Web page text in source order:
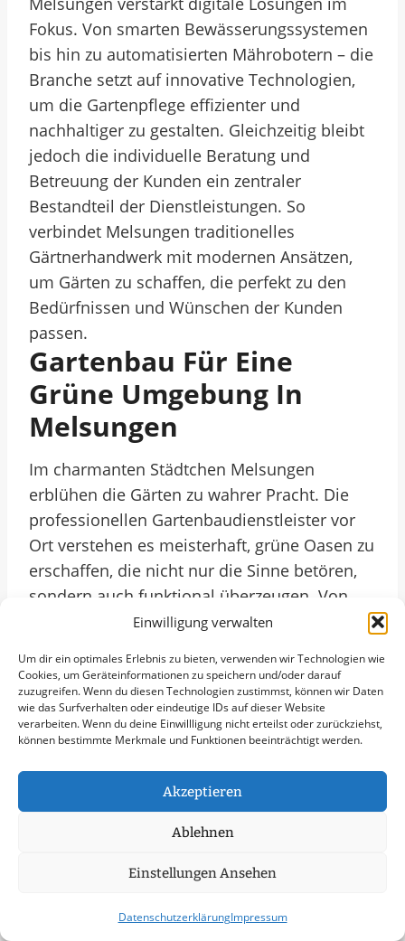
Einwilligung verwalten
Um dir ein optimales Erlebnis zu bieten, verwenden wir Technologien wie
Cookies, um Geräteinformationen zu speichern und/oder darauf
zuzugreifen. Wenn du diesen Technologien zustimmst, können wir Daten
wie das Surfverhalten oder eindeutige IDs auf dieser Website
verarbeiten. Wenn du deine Einwillligung nicht erteilst oder zurückziehst,
können bestimmte Merkmale und Funktionen beeinträchtigt werden.
Akzeptieren
Ablehnen
Einstellungen Ansehen
DatenschutzerklärungImpressum
Fokus. Von smarten Bewässerungssystemen
bis hin zu automatisierten Mährobotern – die
Branche setzt auf innovative Technologien,
um die Gartenpflege effizienter und
nachhaltiger zu gestalten. Gleichzeitig bleibt
jedoch die individuelle Beratung und
Betreuung der Kunden ein zentraler
Bestandteil der Dienstleistungen. So
verbindet Melsungen traditionelles
Gärtnerhandwerk mit modernen Ansätzen,
um Gärten zu schaffen, die perfekt zu den
Bedürfnissen und Wünschen der Kunden
passen.
Gartenbau Für Eine
Grüne Umgebung In
Melsungen
Im charmanten Städtchen Melsungen
erblühen die Gärten zu wahrer Pracht. Die
professionellen Gartenbaudienstleister vor
Ort verstehen es meisterhaft, grüne Oasen zu
erschaffen, die nicht nur die Sinne betören,
sondern auch funktional überzeugen. Von
der Gestaltung eleganter Vorgärten bis zur
– in Melsungen findet sich für jede
Bedürfnisse die passende gärtnerische
Lösung. Die Experten vor Ort beraten
individuell, gehen auf spezifische Wünsche
ein und setzen mit fachkundigem Blick jede
Grünfläche ins rechte Licht. Melsungen wird
so nicht nur zu einem Ort des Wandels,
und der natürlichen Schönheit.
Im Jahr 2025 erfreut sich Melsungen an